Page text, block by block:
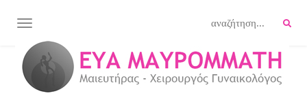
TOGGLE NAVIGATION